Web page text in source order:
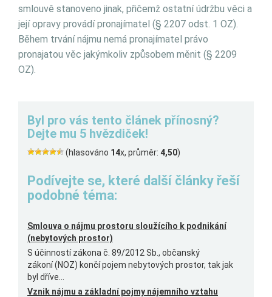
smlouvě stanoveno jinak, přičemž ostatní údržbu věci a
její opravy provádí pronajímatel (§ 2207 odst. 1 OZ).
Během trvání nájmu nemá pronajímatel právo
pronajatou věc jakýmkoliv způsobem měnit (§ 2209
OZ).
Byl pro vás tento článek přínosný?
Dejte mu 5 hvězdiček!
(hlasováno 14x, průměr: 4,50)
Podívejte se, které další články řeší
podobné téma:
Smlouva o nájmu prostoru sloužícího k podnikání
(nebytových prostor)
S účinností zákona č. 89/2012 Sb., občanský
zákoní (NOZ) končí pojem nebytových prostor, tak jak
byl dříve...
Vznik nájmu a základní pojmy nájemního vztahu